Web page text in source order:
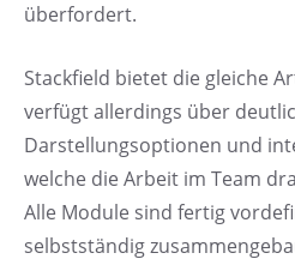
überfordert.
Stackfield bietet die gleiche
verfügt allerdings über
Darstellungsoptionen und
welche die Arbeit im Team
Alle Module sind fertig
selbstständig